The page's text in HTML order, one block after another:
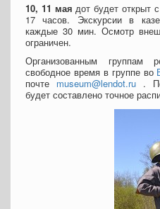
10, 11 мая дот будет открыт
17 часов. Экскурсии в
каждые 30 мин. Осмотр
ограничен.
Организованным группам
свободное время в группе во
почте museum@lendot.ru .
будет составлено точное